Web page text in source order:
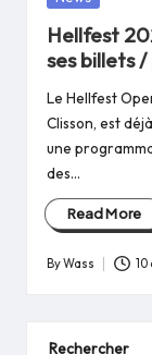
Hellfest
ses billets /
Le Hellfest
Clisson, est
une
des…
Read More
Posted
ByWass 10
Rechercher